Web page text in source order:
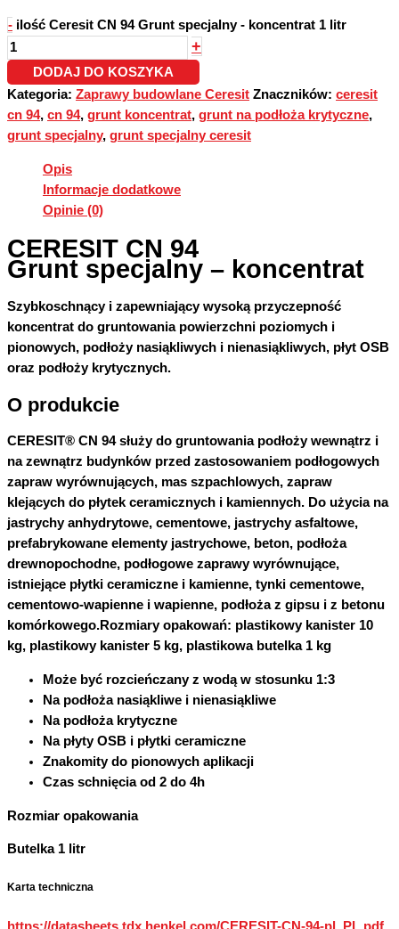
- ilość Ceresit CN 94 Grunt specjalny - koncentrat 1 litr
+
DODAJ DO KOSZYKA
Kategoria: Zaprawy budowlane Ceresit Znaczników: ceresit
cn 94, cn 94, grunt koncentrat, grunt na podłoża krytyczne,
grunt specjalny, grunt specjalny ceresit
Opis
Informacje dodatkowe
Opinie (0)
CERESIT CN 94
Grunt specjalny – koncentrat
Szybkoschnący i zapewniający wysoką przyczepność
koncentrat do gruntowania powierzchni poziomych i
pionowych, podłoży nasiąkliwych i nienasiąkliwych, płyt OSB
oraz podłoży krytycznych.
O produkcie
CERESIT® CN 94 służy do gruntowania podłoży wewnątrz i
na zewnątrz budynków przed zastosowaniem podłogowych
zapraw wyrównujących, mas szpachlowych, zapraw
klejących do płytek ceramicznych i kamiennych. Do użycia na
jastrychy anhydrytowe, cementowe, jastrychy asfaltowe,
prefabrykowane elementy jastrychowe, beton, podłoża
drewnopochodne, podłogowe zaprawy wyrównujące,
istniejące płytki ceramiczne i kamienne, tynki cementowe,
cementowo-wapienne i wapienne, podłoża z gipsu i z betonu
komórkowego.Rozmiary opakowań: plastikowy kanister 10
kg, plastikowy kanister 5 kg, plastikowa butelka 1 kg
Może być rozcieńczany z wodą w stosunku 1:3
Na podłoża nasiąkliwe i nienasiąkliwe
Na podłoża krytyczne
Na płyty OSB i płytki ceramiczne
Znakomity do pionowych aplikacji
Czas schnięcia od 2 do 4h
Rozmiar opakowania
Butelka 1 litr
Karta techniczna
https://datasheets.tdx.henkel.com/CERESIT-CN-94-pl_PL.pdf